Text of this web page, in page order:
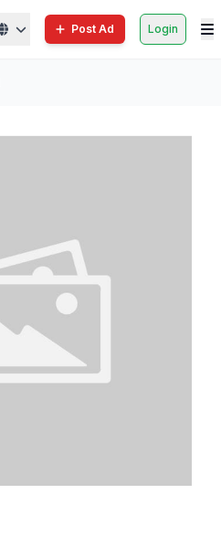
Post Ad Login